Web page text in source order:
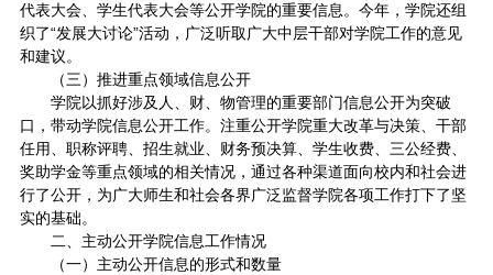
代表大会、学生代表大会等公开学院的重要信息。今年，学院还组
织了“发展大讨论”活动，广泛听取广大中层干部对学院工作的意见
和建议。
（三）推进重点领域信息公开
学院以抓好涉及人、财、物管理的重要部门信息公开为突破
口，带动学院信息公开工作。注重公开学院重大改革与决策、干部
任用、职称评聘、招生就业、财务预决算、学生收费、三公经费、
奖助学金等重点领域的相关情况，通过各种渠道面向校内和社会进
行了公开，为广大师生和社会各界广泛监督学院各项工作打下了坚
实的基础。
二、主动公开学院信息工作情况
（一）主动公开信息的形式和数量